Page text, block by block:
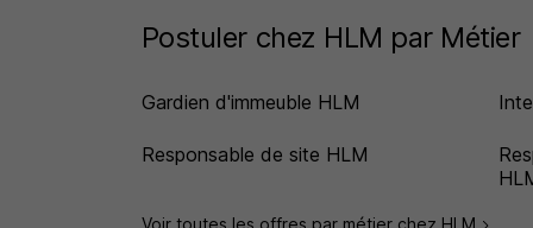
Postuler chez HLM par Métier
Gardien d'immeuble HLM
Responsable de site HLM
Voir toutes les offres par métier chez HLM